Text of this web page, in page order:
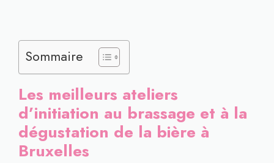
Sommaire
Les meilleurs ateliers
d’initiation au brassage et à la
dégustation de la bière à
Bruxelles